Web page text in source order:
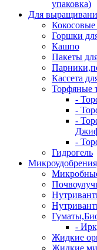
упаковка)
Для
Кокосовые
Горшки
Кашпо
Пакеты
Кассета
Торфяные
-
-
-
-
Гидрогель
-
Жидкие
Жидкие